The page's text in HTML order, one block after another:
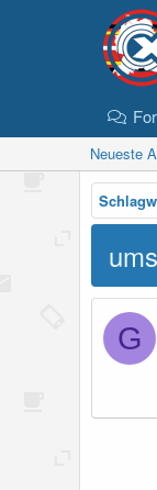
Neueste
G